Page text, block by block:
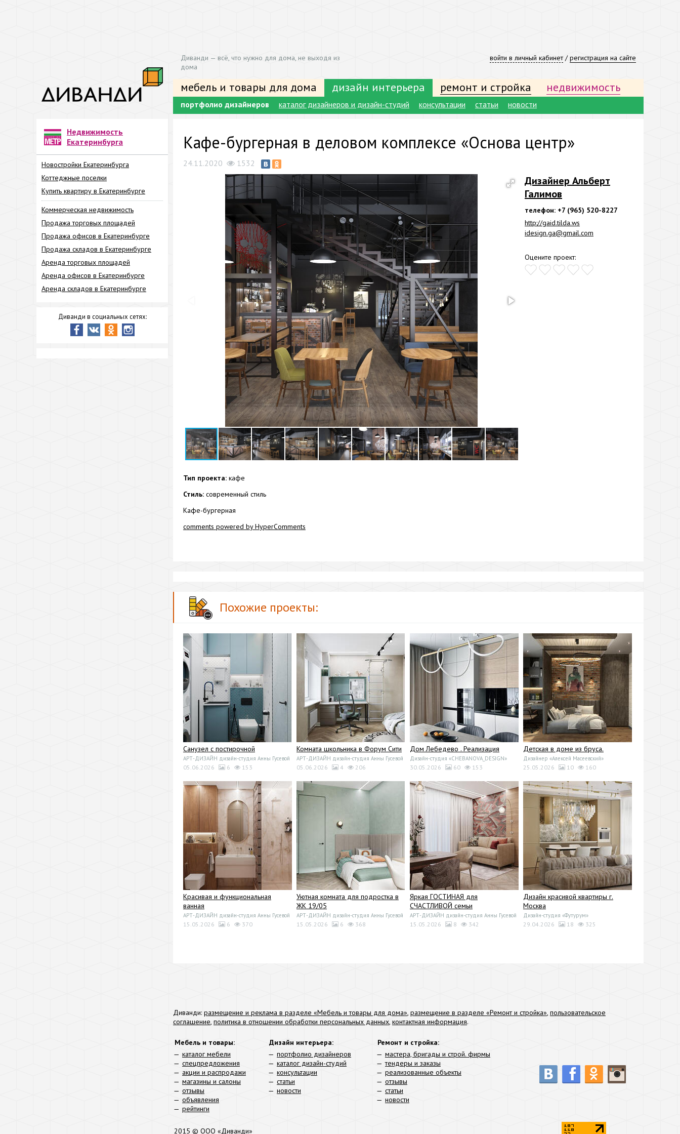
войти в личный кабинет/регистрация на сайте
Диванди — всё, что нужно для дома, не выходя из
дома
мебель и товары для дома дизайн интерьера ремонт и стройка недвижимость
портфолио дизайнеров каталог дизайнеров и дизайн-студий консультации статьи новости
Недвижимость
Екатеринбурга
Новостройки Екатеринбурга
Коттеджные поселки
Купить квартиру в Екатеринбурге
Коммерческая недвижимость
Продажа торговых площадей
Продажа офисов в Екатеринбурге
Продажа складов в Екатеринбурге
Аренда торговых площадей
Аренда офисов в Екатеринбурге
Аренда складов в Екатеринбурге
Диванди в социальных сетях:
Кафе-бургерная в деловом комплексе «Основа центр»
24.11.2020 1532
Дизайнер Альберт
Галимов
телефон: +7 (965) 520-8227
http://gaid.tilda.ws
idesign.ga@gmail.com
Оцените проект:
Тип проекта: кафе
Стиль: современный стиль
Кафе-бургерная
comments powered by HyperComments
Похожие проекты:
Санузел с постирочной
АРТ-ДИЗАЙН дизайн-студия Анны Гусевой
05.06.2026 6 153
Комната школьника в Форум Сити
АРТ-ДИЗАЙН дизайн-студия Анны Гусевой
05.06.2026 4 206
Дом Лебедево . Реализация
Дизайн-студия «CHEBANOVA_DESIGN»
30.05.2026 60 153
Детская в доме из бруса.
Дизайнер «Алексей Масеевский»
25.05.2026 10 160
Красивая и функциональная
ванная
АРТ-ДИЗАЙН дизайн-студия Анны Гусевой
15.05.2026 6 370
Уютная комната для подростка в
ЖК 19/05
АРТ-ДИЗАЙН дизайн-студия Анны Гусевой
15.05.2026 6 368
Яркая ГОСТИНАЯ для
СЧАСТЛИВОЙ семьи
АРТ-ДИЗАЙН дизайн-студия Анны Гусевой
15.05.2026 8 342
Дизайн красивой квартиры г.
Москва
Дизайн-студия «Футурум»
29.04.2026 18 325
Диванди: размещение и реклама в разделе «Мебель и товары для дома», размещение в разделе «Ремонт и стройка», пользовательское
соглашение, политика в отношении обработки персональных данных, контактная информация.
Мебель и товары:
каталог мебели
спецпредложения
акции и распродажи
магазины и салоны
отзывы
объявления
рейтинги
Дизайн интерьера:
портфолио дизайнеров
каталог дизайн-студий
консультации
статьи
новости
Ремонт и стройка:
мастера, бригады и строй. фирмы
тендеры и заказы
реализованные объекты
отзывы
статьи
новости
2015 © ООО «Диванди»